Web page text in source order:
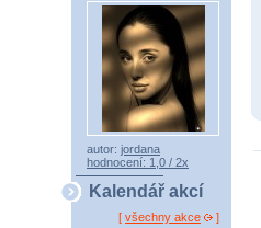
autor: jordana
hodnocení: 1,0 / 2x
Kalendář akcí
[ všechny akce ]